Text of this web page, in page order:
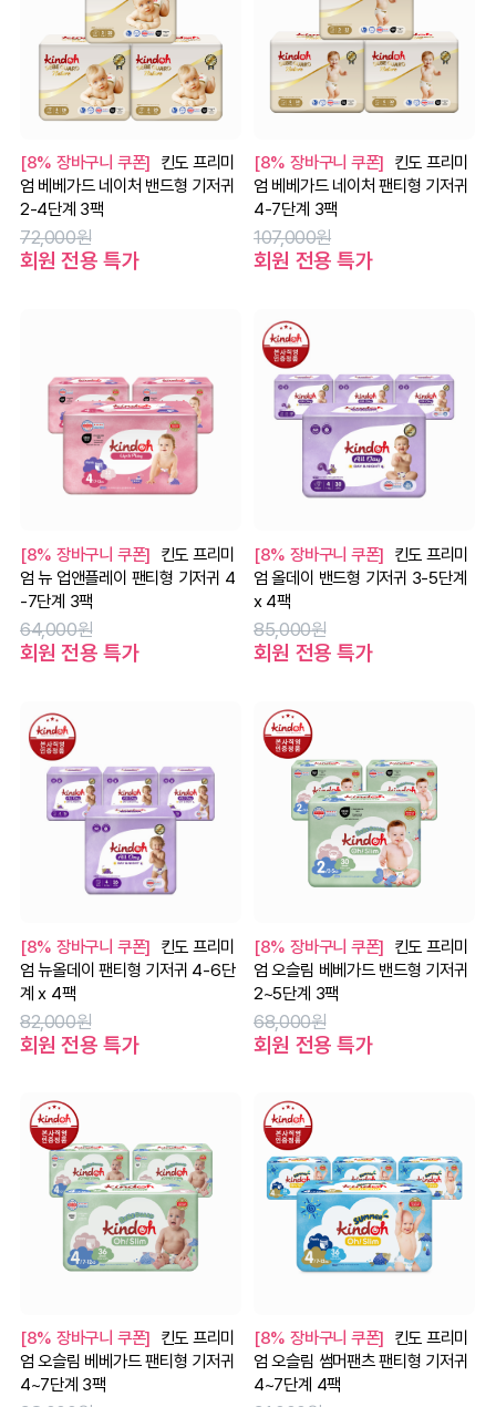
[8% 장바구니 쿠폰] 킨도 프리미
엄 베베가드 네이처 밴드형 기저귀
2-4단계 3팩
72,000원
회원 전용 특가
[8% 장바구니 쿠폰] 킨도 프리미
엄 베베가드 네이처 팬티형 기저귀
4-7단계 3팩
107,000원
회원 전용 특가
[8% 장바구니 쿠폰] 킨도 프리미
엄 뉴 업앤플레이 팬티형 기저귀 4
-7단계 3팩
64,000원
회원 전용 특가
[8% 장바구니 쿠폰] 킨도 프리미
엄 올데이 밴드형 기저귀 3-5단계
x 4팩
85,000원
회원 전용 특가
[8% 장바구니 쿠폰] 킨도 프리미
엄 뉴올데이 팬티형 기저귀 4-6단
계 x 4팩
82,000원
회원 전용 특가
[8% 장바구니 쿠폰] 킨도 프리미
엄 오슬림 베베가드 밴드형 기저귀
2~5단계 3팩
68,000원
회원 전용 특가
[8% 장바구니 쿠폰] 킨도 프리미
엄 오슬림 베베가드 팬티형 기저귀
4~7단계 3팩
[8% 장바구니 쿠폰] 킨도 프리미
엄 오슬림 썸머팬츠 팬티형 기저귀
4~7단계 4팩